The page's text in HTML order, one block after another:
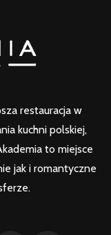
restauracja w
kuchni polskiej,
to miejsce
jak i romantyczne